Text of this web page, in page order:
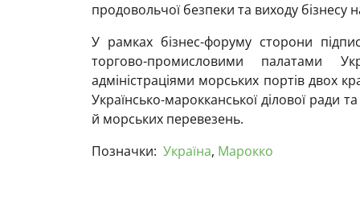
продовольчої безпеки та виходу бізнесу
У рамках бізнес-форуму сторони
торгово-промисловими
адміністраціями морських портів двох
Українсько-марокканської ділової ради
й морських перевезень.
Позначки: Україна, Марокко